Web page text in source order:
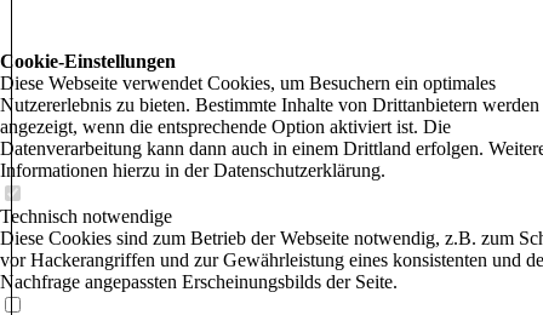
Cookie-Einstellungen
Diese Webseite verwendet Cookies, um Besuchern ein optimales
Nutzererlebnis zu bieten. Bestimmte Inhalte von Drittanbietern
angezeigt, wenn die entsprechende Option aktiviert ist. Die
Datenverarbeitung kann dann auch in einem Drittland erfolgen.
Informationen hierzu in der Datenschutzerklärung.
Technisch notwendige
Diese Cookies sind zum Betrieb der Webseite notwendig, z.B. zum
vor Hackerangriffen und zur Gewährleistung eines konsistenten und
Nachfrage angepassten Erscheinungsbilds der Seite.